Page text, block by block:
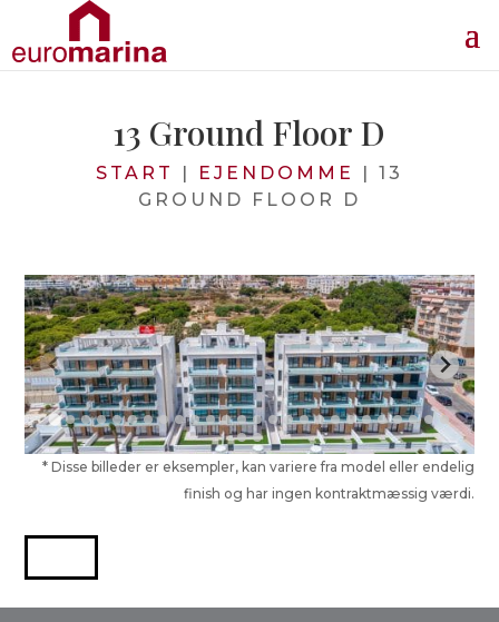
13 Ground Floor D
START | EJENDOMME | 13
GROUND FLOOR D
* Disse billeder er eksempler, kan variere fra model eller endelig
finish og har ingen kontraktmæssig værdi.